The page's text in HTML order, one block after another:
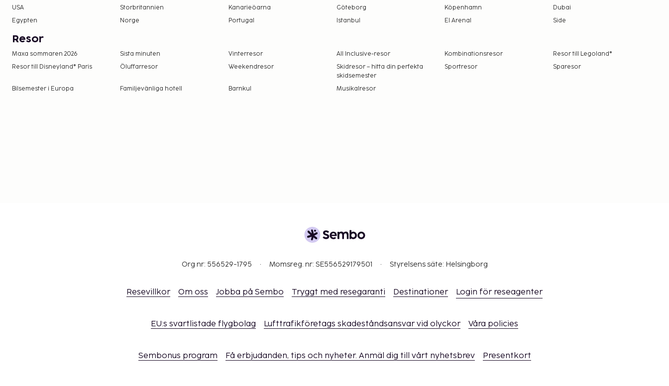
USA
Storbritannien
Kanarieöarna
Egypten
Norge Portugal
Göteborg
Köpenhamn
Dubai
Istanbul
El Arenal Side
Resor
Maxa sommaren 2026 Sista minuten Vinterresor All Inclusive-resor Kombinationsresor
Resor till Legoland®
Resor till Disneyland® Paris
Öluffarresor Weekendresor
Skidresor – hitta din perfekta
skidsemester
Sportresor Sparesor
Bilsemester i Europa Familjevänliga hotell Barnkul Musikalresor
Org nr: 556529-1795 Momsreg. nr: SE556529179501 Styrelsens säte: Helsingborg
Resevillkor Om oss Jobba på Sembo Tryggt med resegaranti Destinationer Login för reseagenter
EU:s svartlistade flygbolag Lufttrafikföretags skadeståndsansvar vid olyckor Våra policies
Sembonus program Få erbjudanden, tips och nyheter. Anmäl dig till vårt nyhetsbrev Presentkort